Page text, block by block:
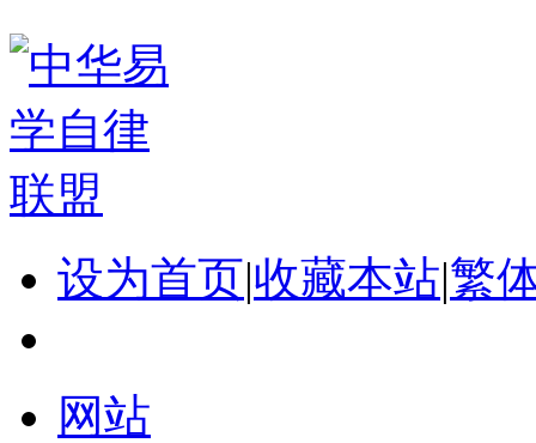
设为首页|收藏本站|繁
网站